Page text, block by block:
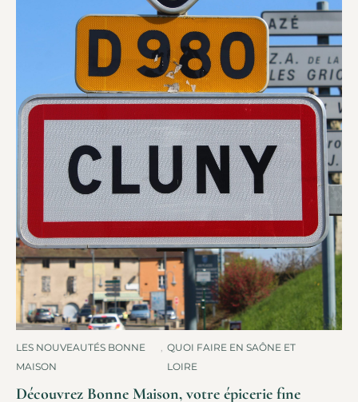
LES NOUVEAUTÉS BONNE
MAISON
, QUOI FAIRE EN SAÔNE ET
LOIRE
Découvrez Bonne Maison, votre épicerie fine